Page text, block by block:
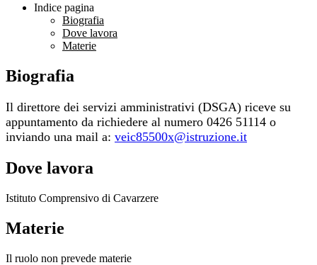
Indice pagina
Biografia
Dove lavora
Materie
Biografia
Il direttore dei servizi amministrativi (DSGA) riceve su
appuntamento da richiedere al numero 0426 51114 o
inviando una mail a: veic85500x@istruzione.it
Dove lavora
Istituto Comprensivo di Cavarzere
Materie
Il ruolo non prevede materie